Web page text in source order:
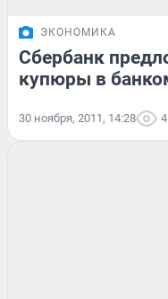
ЭКОНОМИКА
Сбербанк
купюры в
30 ноября, 2011, 14:28